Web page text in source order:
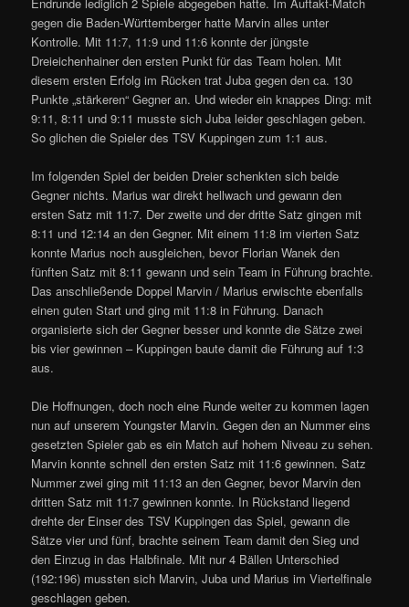
gegen die Baden-Württemberger hatte Marvin alles unter
Kontrolle. Mit 11:7, 11:9 und 11:6 konnte der jüngste
Dreieichenhainer den ersten Punkt für das Team holen. Mit
diesem ersten Erfolg im Rücken trat Juba gegen den ca. 130
Punkte „stärkeren“ Gegner an. Und wieder ein knappes Ding: mit
9:11, 8:11 und 9:11 musste sich Juba leider geschlagen geben.
So glichen die Spieler des TSV Kuppingen zum 1:1 aus.
Im folgenden Spiel der beiden Dreier schenkten sich beide
Gegner nichts. Marius war direkt hellwach und gewann den
ersten Satz mit 11:7. Der zweite und der dritte Satz gingen mit
8:11 und 12:14 an den Gegner. Mit einem 11:8 im vierten Satz
konnte Marius noch ausgleichen, bevor Florian Wanek den
fünften Satz mit 8:11 gewann und sein Team in Führung brachte.
Das anschließende Doppel Marvin / Marius erwischte ebenfalls
einen guten Start und ging mit 11:8 in Führung. Danach
organisierte sich der Gegner besser und konnte die Sätze zwei
bis vier gewinnen – Kuppingen baute damit die Führung auf 1:3
aus.
Die Hoffnungen, doch noch eine Runde weiter zu kommen lagen
nun auf unserem Youngster Marvin. Gegen den an Nummer eins
gesetzten Spieler gab es ein Match auf hohem Niveau zu sehen.
Marvin konnte schnell den ersten Satz mit 11:6 gewinnen. Satz
Nummer zwei ging mit 11:13 an den Gegner, bevor Marvin den
dritten Satz mit 11:7 gewinnen konnte. In Rückstand liegend
drehte der Einser des TSV Kuppingen das Spiel, gewann die
Sätze vier und fünf, brachte seinem Team damit den Sieg und
den Einzug in das Halbfinale. Mit nur 4 Bällen Unterschied
(192:196) mussten sich Marvin, Juba und Marius im Viertelfinale
geschlagen geben.